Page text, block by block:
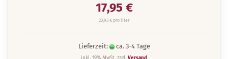
17,95 €
23,93 € pro liter
Lieferzeit: ca. 3-4 Tage